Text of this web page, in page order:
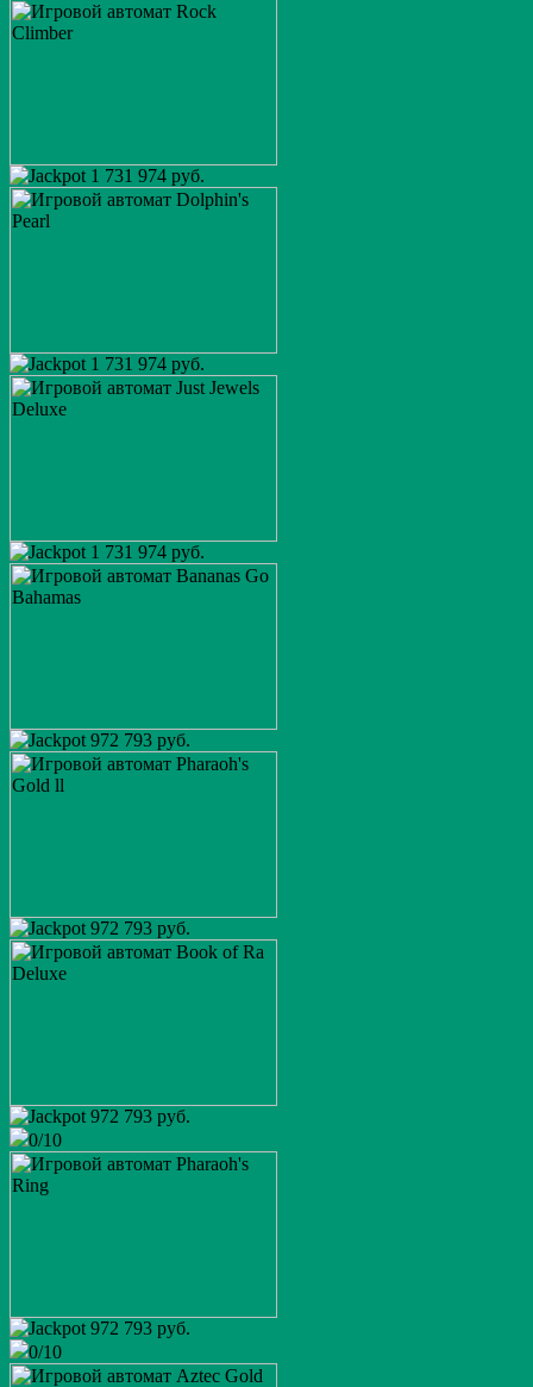
1 731 974 руб.
1 731 974 руб.
1 731 974 руб.
972 793 руб.
972 793 руб.
972 793 руб.
0/10
972 793 руб.
0/10
osobist
King of Cards
12 600 руб.
Book of Ra
user_1190264